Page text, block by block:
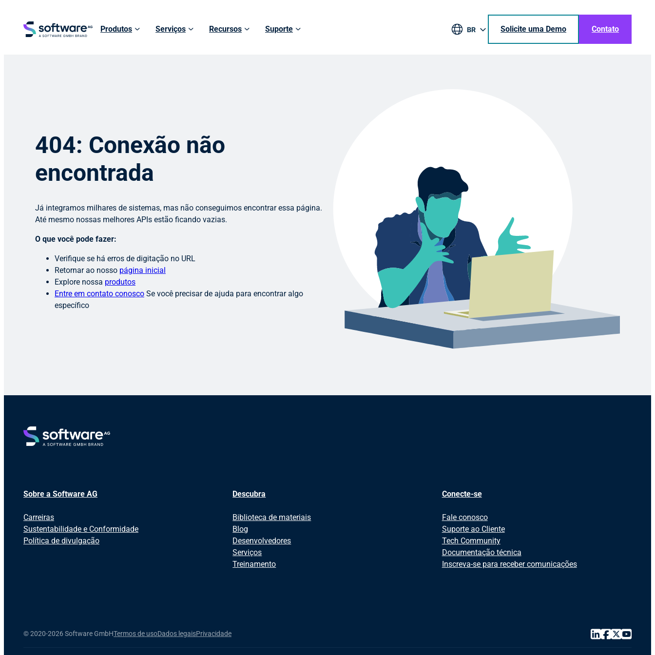
Produtos Serviços Recursos Suporte
BR
Solicite uma Demo Contato
404: Conexão não
encontrada
Já integramos milhares de sistemas, mas não conseguimos encontrar essa página.
Até mesmo nossas melhores APIs estão ficando vazias.
O que você pode fazer:
Verifique se há erros de digitação no URL
Retornar ao nosso página inicial
Explore nossa produtos
Entre em contato conosco Se você precisar de ajuda para encontrar algo
específico
Sobre a Software AG
Carreiras
Sustentabilidade e Conformidade
Política de divulgação
Descubra
Biblioteca de materiais
Blog
Desenvolvedores
Serviços
Treinamento
Conecte-se
Fale conosco
Suporte ao Cliente
Tech Community
Documentação técnica
Inscreva-se para receber comunicações
©2020-2026 Software GmbHTermos de usoDados legaisPrivacidade